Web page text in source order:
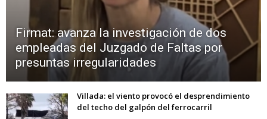
Firmat: avanza la investigación de dos
empleadas del Juzgado de Faltas por
presuntas irregularidades
Villada: el viento provocó el desprendimiento
del techo del galpón del ferrocarril